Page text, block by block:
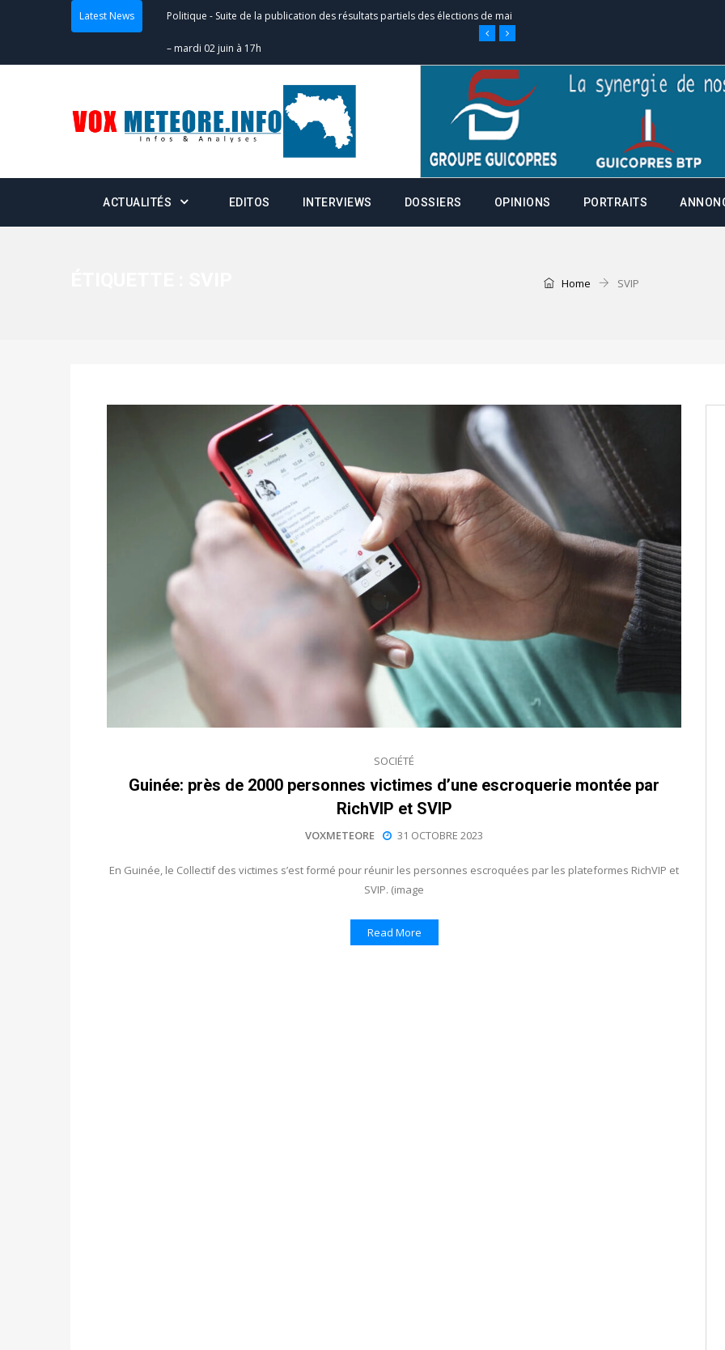
Latest News Politique - Suite de la publication des résultats partiels des élections de mai
– mardi 02 juin à 17h
Scrutins : la DGE active un centre d’appel, joignable au 105, ouvert
24h/24 et 7j/7
Actualités - Double scrutin du 31 mai : fin des campagnes ce jeudi 28 mai à
minuit
Actualités Communiqué relatif à la délivrance de la fiche de procuration
Politique-Double scrutin du 31 mai : retrait des cartes d’électeurs possible
du 16 au 31 mai 2026
-Délégués de bureaux de vote : vos informations à transmettre
avant le 16 mai 2026 à 16h
Politique Proclamation des résultats globaux provisoires et des
statistiques des législatives et communales : ce 4 juin à 18h
Politique Suite de la publication des résultats partiels des élections de mai
ce 03 juin à 14h
ACTUALITÉS EDITOS INTERVIEWS DOSSIERS OPINIONS PORTRAITS
Home SVIP
SOCIÉTÉ
Guinée: près de 2000 personnes victimes d’une escroquerie montée par
RichVIP et SVIP
VOXMETEORE 31 OCTOBRE 2023
En Guinée, le Collectif des victimes s’est formé pour réunir les personnes escroquées par les plateformes RichVIP et
SVIP. (image
Read More